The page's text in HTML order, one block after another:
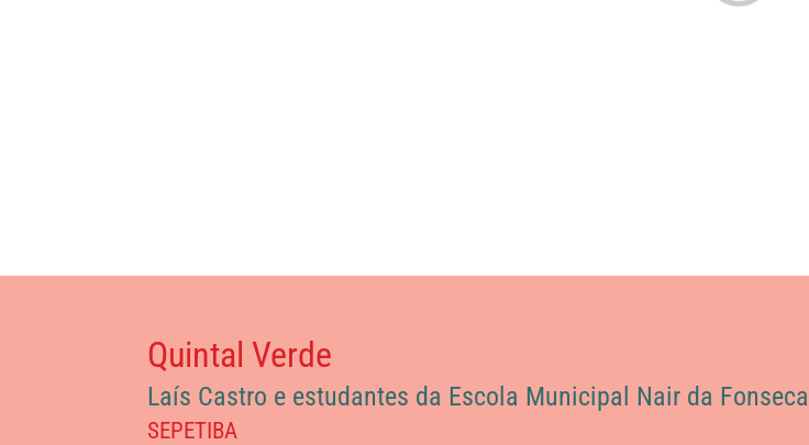
Quintal Verde
Laís Castro e estudantes da Escola Municipal Nair da Fonseca
SEPETIBA